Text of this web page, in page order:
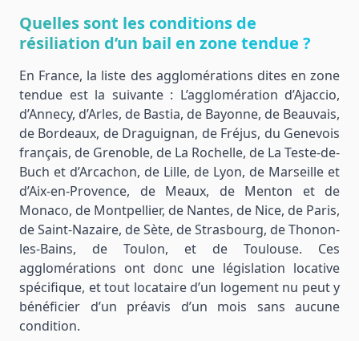
Quelles sont les conditions de
résiliation d’un bail en zone tendue ?
En France, la liste des agglomérations dites en zone
tendue est la suivante : L’agglomération d’Ajaccio,
d’Annecy, d’Arles, de Bastia, de Bayonne, de Beauvais,
de Bordeaux, de Draguignan, de Fréjus, du Genevois
français, de Grenoble, de La Rochelle, de La Teste-de-
Buch et d’Arcachon, de Lille, de Lyon, de Marseille et
d’Aix-en-Provence, de Meaux, de Menton et de
Monaco, de Montpellier, de Nantes, de Nice, de Paris,
de Saint-Nazaire, de Sète, de Strasbourg, de Thonon-
les-Bains, de Toulon, et de Toulouse. Ces
agglomérations ont donc une législation locative
spécifique, et tout locataire d’un logement nu peut y
bénéficier d’un préavis d’un mois sans aucune
condition.